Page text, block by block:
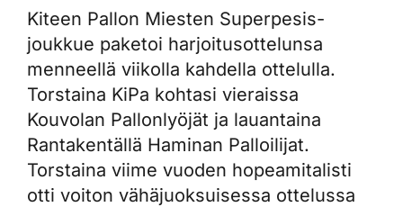
Kiteen Pallon Miesten Superpesis-
joukkue paketoi harjoitusottelunsa
menneellä viikolla kahdella ottelulla.
Torstaina KiPa kohtasi vieraissa
Kouvolan Pallonlyöjät ja lauantaina
Rantakentällä Haminan Palloilijat.
Torstaina viime vuoden hopeamitalisti
otti voiton vähäjuoksuisessa ottelussa